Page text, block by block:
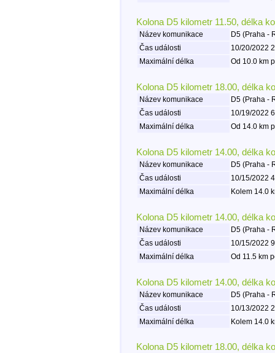
Kolona D5 kilometr 11.50, délka
Název komunikace
D5 (Praha -
Čas události
10/20/2022
Maximální délka
Od 10.0 km
Kolona D5 kilometr 18.00, délka
Název komunikace
D5 (Praha -
Čas události
10/19/2022
Maximální délka
Od 14.0 km
Kolona D5 kilometr 14.00, délka
Název komunikace
D5 (Praha -
Čas události
10/15/2022
Maximální délka
Kolem 14.0
Kolona D5 kilometr 14.00, délka
Název komunikace
D5 (Praha -
Čas události
10/15/2022
Maximální délka
Od 11.5 km
Kolona D5 kilometr 14.00, délka
Název komunikace
D5 (Praha -
Čas události
10/13/2022
Maximální délka
Kolem 14.0
Kolona D5 kilometr 18.00, délka